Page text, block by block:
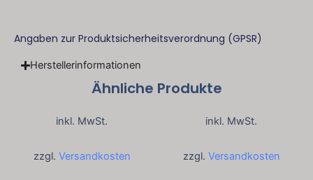
Angaben zur Produktsicherheitsverordnung (GPSR)
Herstellerinformationen
Ähnliche Produkte
inkl. MwSt.
zzgl. Versandkosten
inkl. MwSt.
zzgl. Versandkosten